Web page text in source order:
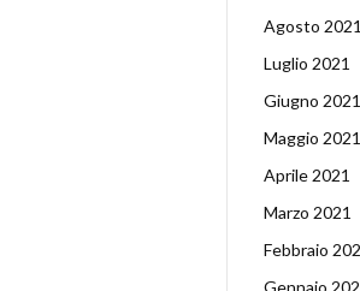
Agosto 2021
Luglio 2021
Giugno 2021
Maggio 2021
Aprile 2021
Marzo 2021
Febbraio
Gennaio